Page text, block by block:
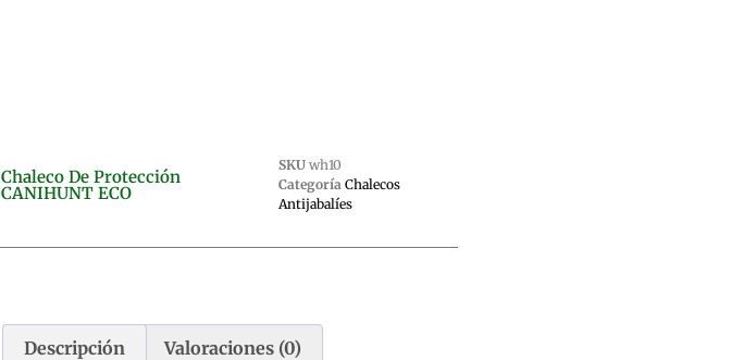
Chaleco De Protección
CANIHUNT ECO
SKU wh10
Categoría Chalecos
Antijabalíes
Descripción Valoraciones (0)